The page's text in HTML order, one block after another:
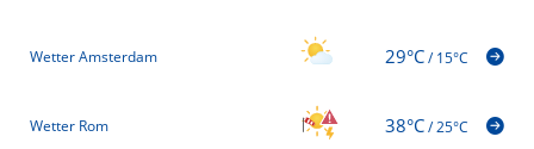
Wetter Amsterdam 29°C/15°C
Wetter Rom 38°C/25°C